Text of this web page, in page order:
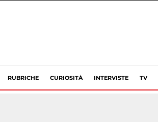
RUBRICHE CURIOSITÀ INTERVISTE TV